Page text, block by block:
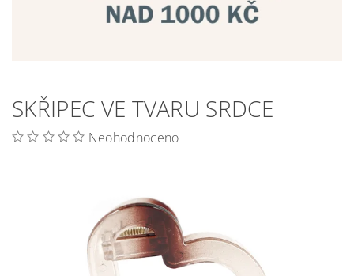
SKŘIPEC VE TVARU SRDCE
Neohodnoceno